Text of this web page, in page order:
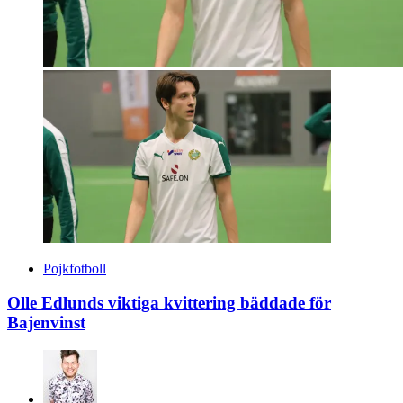
Pojkfotboll
Olle Edlunds viktiga kvittering bäddade för
Bajenvinst